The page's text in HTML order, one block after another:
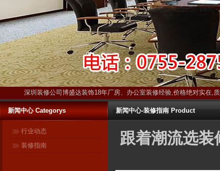
深圳装修公司博盛达装饰18年厂房、办公室装修经验,价格绝对实在,
新闻中心 Categorys
行业动态
装修指南
新闻中心-装修指南 Product
跟着潮流选